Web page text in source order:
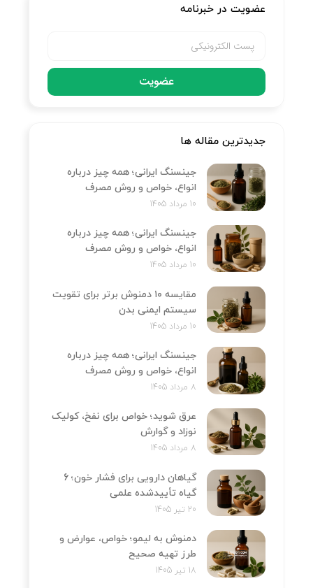
عضویت در خبرنامه
عضویت
جدیدترین مقاله ها
جینسنگ ایرانی؛ همه چیز درباره
انواع، خواص و روش مصرف
10 مرداد 1405
جینسنگ ایرانی؛ همه چیز درباره
انواع، خواص و روش مصرف
10 مرداد 1405
مقایسه ۱۰ دمنوش برتر برای تقویت
سیستم ایمنی بدن
10 مرداد 1405
جینسنگ ایرانی؛ همه چیز درباره
انواع، خواص و روش مصرف
8 مرداد 1405
عرق شوید؛ خواص برای نفخ، کولیک
نوزاد و گوارش
8 مرداد 1405
گیاهان دارویی برای فشار خون؛ 6
گیاه تأییدشده علمی
20 تیر 1405
دمنوش به لیمو؛ خواص، عوارض و
طرز تهیه صحیح
18 تیر 1405